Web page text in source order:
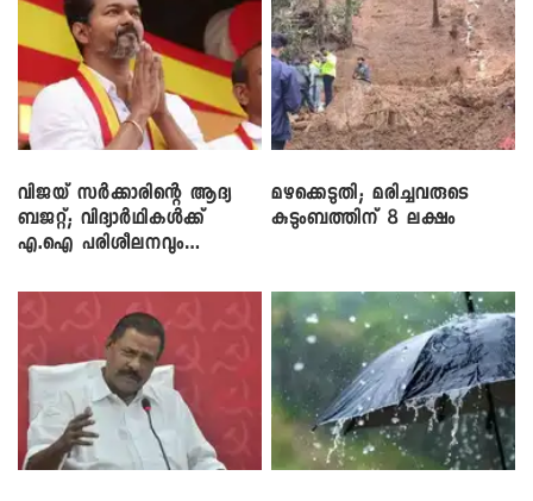
വിജയ് സർക്കാരിന്റെ ആദ്യ
ബജറ്റ്; വിദ്യാർഥികൾക്ക്
എ.ഐ പരിശീലനവും
മഴക്കെടുതി; മരിച്ചവരുടെ
കുടുംബത്തിന് 8 ലക്ഷം